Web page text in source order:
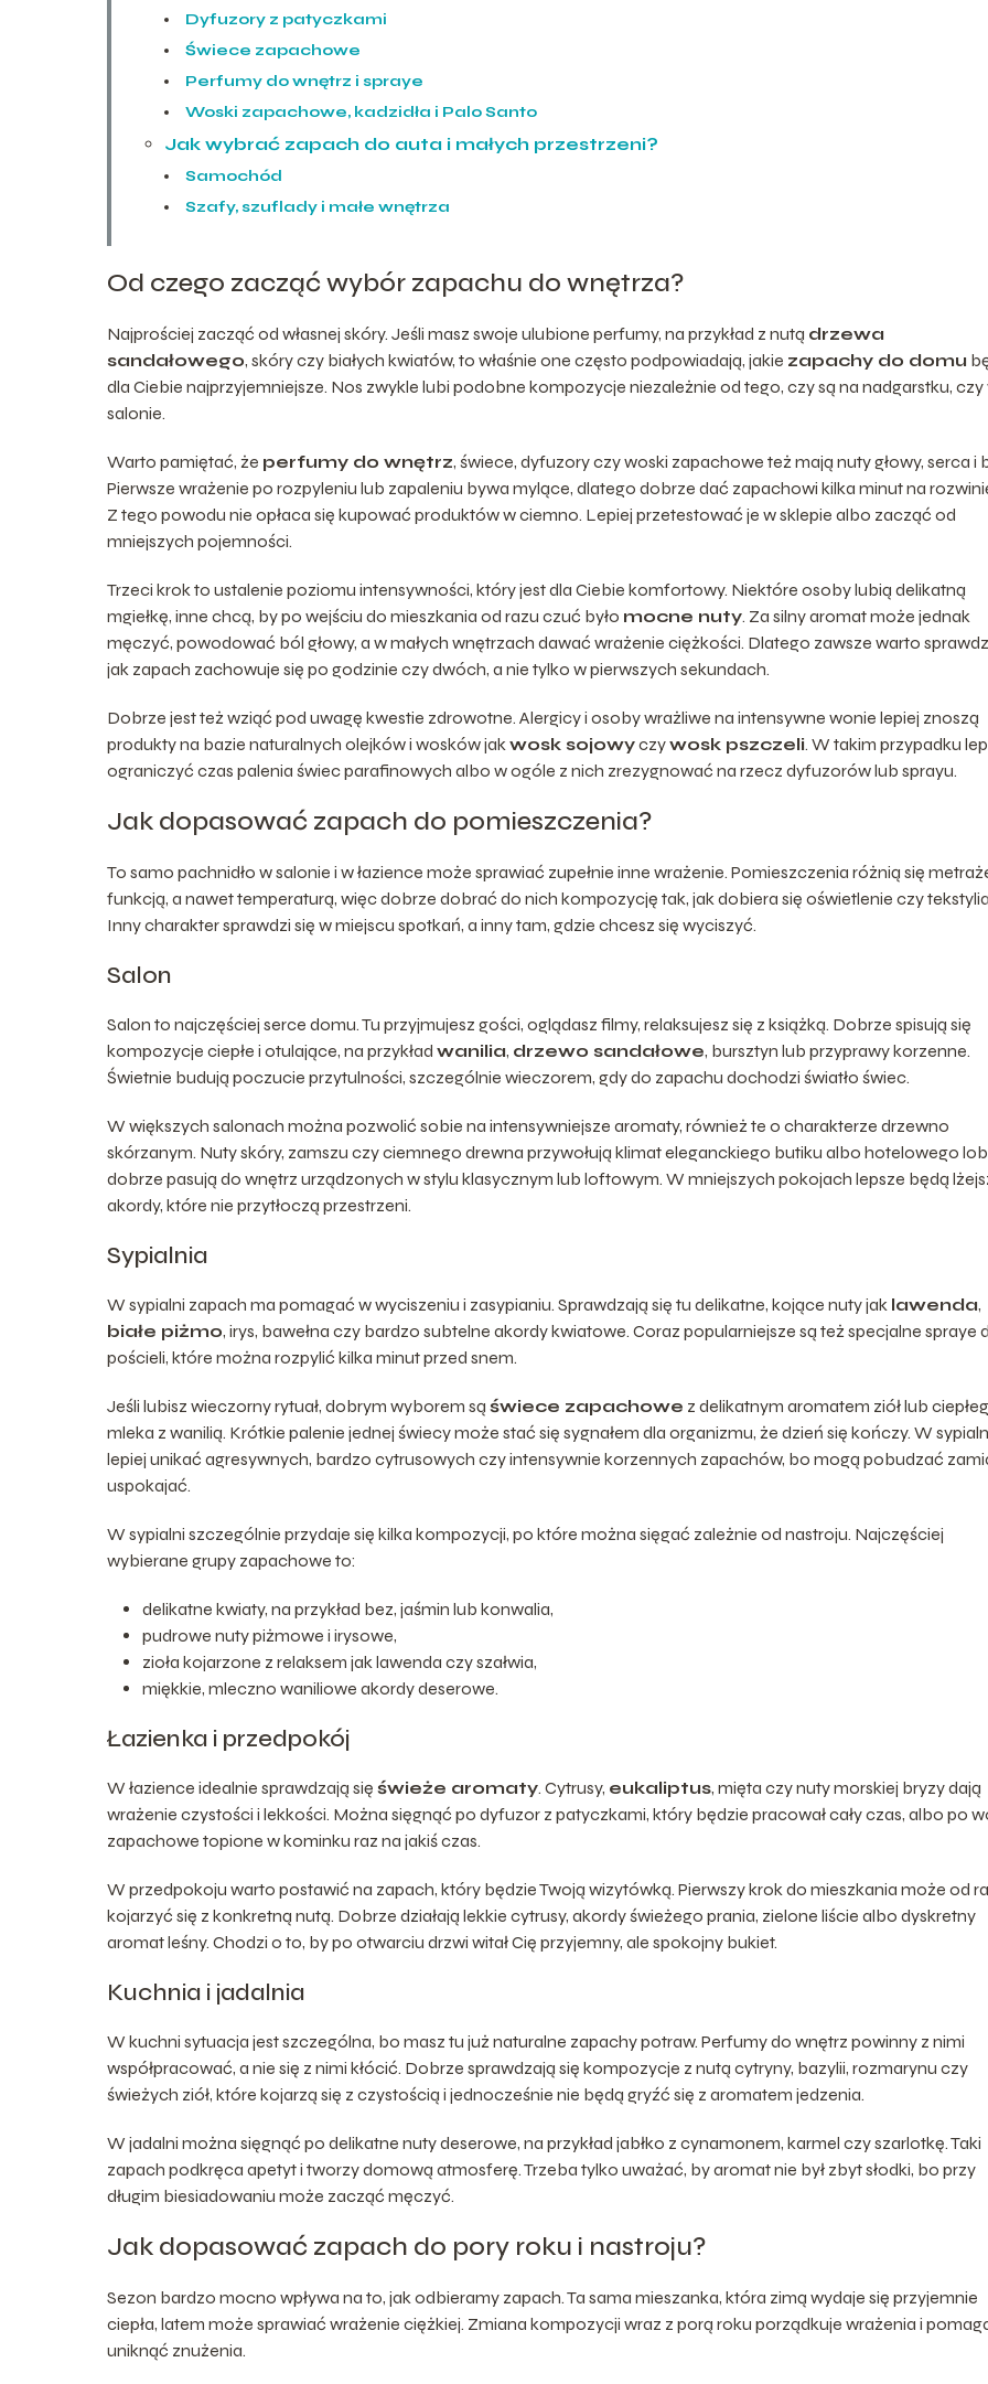
Dyfuzory z patyczkami
Świece zapachowe
Perfumy do wnętrz i spraye
Woski zapachowe, kadzidła i Palo Santo
Jak wybrać zapach do auta i małych przestrzeni?
Samochód
Szafy, szuflady i małe wnętrza
Od czego zacząć wybór zapachu do wnętrza?
Najprościej zacząć od własnej skóry. Jeśli masz swoje ulubione perfumy, na przykład z nutą drzewa
sandałowego, skóry czy białych kwiatów, to właśnie one często podpowiadają, jakie zapachy do domu
dla Ciebie najprzyjemniejsze. Nos zwykle lubi podobne kompozycje niezależnie od tego, czy są na nadgarstku, czy
salonie.
Warto pamiętać, że perfumy do wnętrz, świece, dyfuzory czy woski zapachowe też mają nuty głowy, serca i
Pierwsze wrażenie po rozpyleniu lub zapaleniu bywa mylące, dlatego dobrze dać zapachowi kilka minut na
Z tego powodu nie opłaca się kupować produktów w ciemno. Lepiej przetestować je w sklepie albo zacząć od
mniejszych pojemności.
Trzeci krok to ustalenie poziomu intensywności, który jest dla Ciebie komfortowy. Niektóre osoby lubią delikatną
mgiełkę, inne chcą, by po wejściu do mieszkania od razu czuć było mocne nuty. Za silny aromat może jednak
męczyć, powodować ból głowy, a w małych wnętrzach dawać wrażenie ciężkości. Dlatego zawsze warto
jak zapach zachowuje się po godzinie czy dwóch, a nie tylko w pierwszych sekundach.
Dobrze jest też wziąć pod uwagę kwestie zdrowotne. Alergicy i osoby wrażliwe na intensywne wonie lepiej znoszą
produkty na bazie naturalnych olejków i wosków jakwosk sojowyczywosk pszczeli. W takim przypadku
ograniczyć czas palenia świec parafinowych albo w ogóle z nich zrezygnować na rzecz dyfuzorów lub sprayu.
Jak dopasować zapach do pomieszczenia?
To samo pachnidło w salonie i w łazience może sprawiać zupełnie inne wrażenie. Pomieszczenia różnią się
funkcją, a nawet temperaturą, więc dobrze dobrać do nich kompozycję tak, jak dobiera się oświetlenie czy
Inny charakter sprawdzi się w miejscu spotkań, a inny tam, gdzie chcesz się wyciszyć.
Salon
Salon to najczęściej serce domu. Tu przyjmujesz gości, oglądasz filmy, relaksujesz się z książką. Dobrze spisują się
kompozycje ciepłe i otulające, na przykład wanilia, drzewo sandałowe, bursztyn lub przyprawy korzenne.
Świetnie budują poczucie przytulności, szczególnie wieczorem, gdy do zapachu dochodzi światło świec.
W większych salonach można pozwolić sobie na intensywniejsze aromaty, również te o charakterze drzewno
skórzanym. Nuty skóry, zamszu czy ciemnego drewna przywołują klimat eleganckiego butiku albo hotelowego
dobrze pasują do wnętrz urządzonych w stylu klasycznym lub loftowym. W mniejszych pokojach lepsze będą
akordy, które nie przytłoczą przestrzeni.
Sypialnia
W sypialni zapach ma pomagać w wyciszeniu i zasypianiu. Sprawdzają się tu delikatne, kojące nuty jak lawenda,
białe piżmo, irys, bawełna czy bardzo subtelne akordy kwiatowe. Coraz popularniejsze są też specjalne spraye
pościeli, które można rozpylić kilka minut przed snem.
Jeśli lubisz wieczorny rytuał, dobrym wyborem są świece zapachowe z delikatnym aromatem ziół lub
mleka z wanilią. Krótkie palenie jednej świecy może stać się sygnałem dla organizmu, że dzień się kończy. W
lepiej unikać agresywnych, bardzo cytrusowych czy intensywnie korzennych zapachów, bo mogą pobudzać
uspokajać.
W sypialni szczególnie przydaje się kilka kompozycji, po które można sięgać zależnie od nastroju. Najczęściej
wybierane grupy zapachowe to:
delikatne kwiaty, na przykład bez, jaśmin lub konwalia,
pudrowe nuty piżmowe i irysowe,
zioła kojarzone z relaksem jak lawenda czy szałwia,
miękkie, mleczno waniliowe akordy deserowe.
Łazienka i przedpokój
W łazience idealnie sprawdzają się świeże aromaty. Cytrusy, eukaliptus, mięta czy nuty morskiej bryzy dają
wrażenie czystości i lekkości. Można sięgnąć po dyfuzor z patyczkami, który będzie pracował cały czas, albo po
zapachowe topione w kominku raz na jakiś czas.
W przedpokoju warto postawić na zapach, który będzie Twoją wizytówką. Pierwszy krok do mieszkania może od
kojarzyć się z konkretną nutą. Dobrze działają lekkie cytrusy, akordy świeżego prania, zielone liście albo dyskretny
aromat leśny. Chodzi o to, by po otwarciu drzwi witał Cię przyjemny, ale spokojny bukiet.
Kuchnia i jadalnia
W kuchni sytuacja jest szczególna, bo masz tu już naturalne zapachy potraw. Perfumy do wnętrz powinny z nimi
współpracować, a nie się z nimi kłócić. Dobrze sprawdzają się kompozycje z nutą cytryny, bazylii, rozmarynu czy
świeżych ziół, które kojarzą się z czystością i jednocześnie nie będą gryźć się z aromatem jedzenia.
W jadalni można sięgnąć po delikatne nuty deserowe, na przykład jabłko z cynamonem, karmel czy szarlotkę. Taki
zapach podkręca apetyt i tworzy domową atmosferę. Trzeba tylko uważać, by aromat nie był zbyt słodki, bo przy
długim biesiadowaniu może zacząć męczyć.
Jak dopasować zapach do pory roku i nastroju?
Sezon bardzo mocno wpływa na to, jak odbieramy zapach. Ta sama mieszanka, która zimą wydaje się przyjemnie
ciepła, latem może sprawiać wrażenie ciężkiej. Zmiana kompozycji wraz z porą roku porządkuje wrażenia i
uniknąć znużenia.